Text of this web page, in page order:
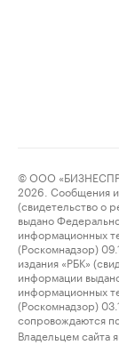
© ООО
2026. Сообщения и
(свидетельство о
выдано
информационных
(Роскомнадзор)
издания «РБК»
информации
информационных
(Роскомнадзор)
сопровождаются
Владельцем сайта